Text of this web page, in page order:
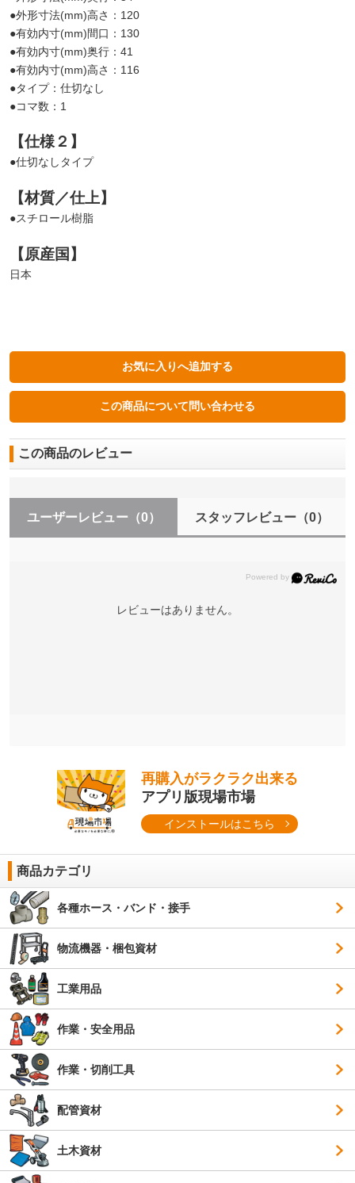
●外形寸法(mm)高さ：120
●有効内寸(mm)間口：130
●有効内寸(mm)奥行：41
●有効内寸(mm)高さ：116
●タイプ：仕切なし
●コマ数：1
【仕様２】
●仕切なしタイプ
【材質／仕上】
●スチロール樹脂
【原産国】
日本
この商品のレビュー
ユーザーレビュー （0） スタッフレビュー（0）
レビューはありません。
再購入がラクラク出来る
アプリ版現場市場
インストールはこちら
商品カテゴリ
各種ホース・バンド・接手
物流機器・梱包資材
工業用品
作業・安全用品
作業・切削工具
配管資材
土木資材